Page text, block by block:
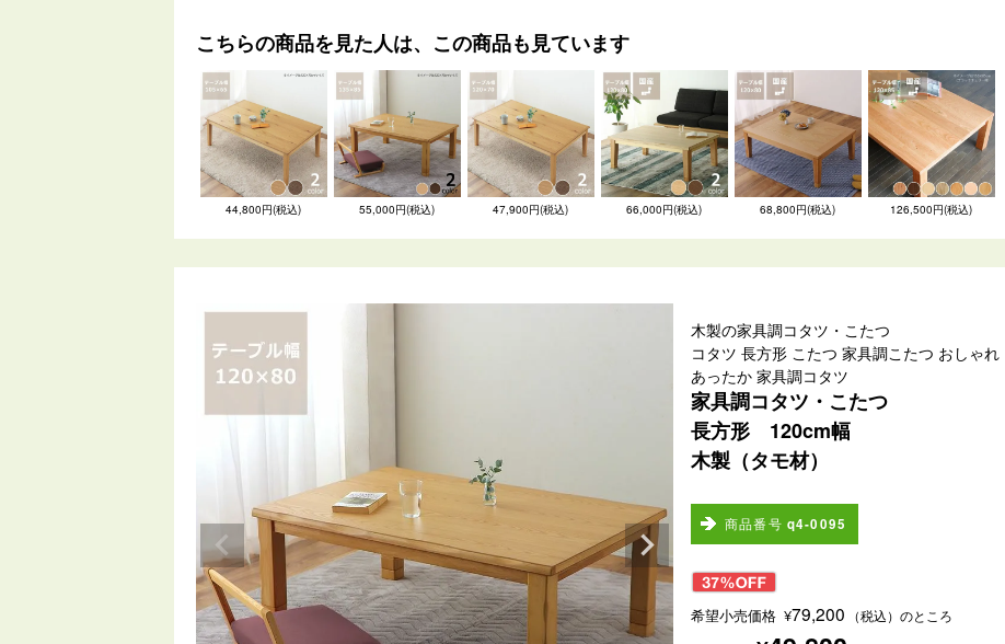
こちらの商品を見た人は、この商品も見ています
44,800円(税込) 55,000円(税込) 47,900円(税込) 66,000円(税込) 68,800円(税込) 126,500円(税込)
木製の家具調コタツ・こたつ
コタツ 長方形 こたつ 家具調こたつ おしゃれ
あったか 家具調コタツ
家具調コタツ・こたつ
長方形 120cm幅
木製（タモ材）
商品番号 q4-0095
希望小売価格 ¥79,200 （税込）のところ